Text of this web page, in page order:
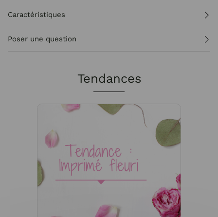
Caractéristiques
Poser une question
Tendances